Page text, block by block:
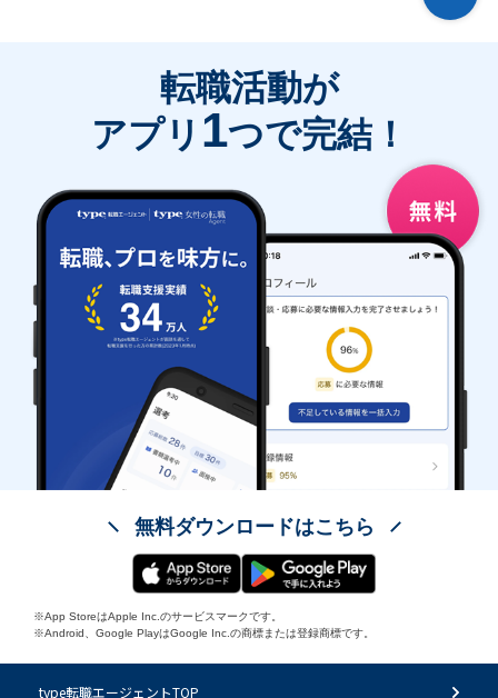
転職活動が
アプリ 1つで完結！
無料ダウンロードはこちら
※App StoreはApple Inc.のサービスマークです。
※Android、Google PlayはGoogle Inc.の商標または登録商標です。
type転職エージェントTOP